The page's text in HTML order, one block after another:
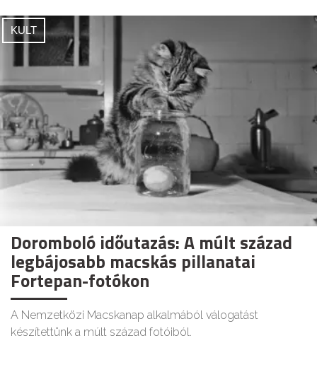
KULT
Doromboló időutazás: A múlt század
legbájosabb macskás pillanatai
Fortepan-fotókon
A Nemzetközi Macskanap alkalmából válogatást
készítettünk a múlt század fotóiból.